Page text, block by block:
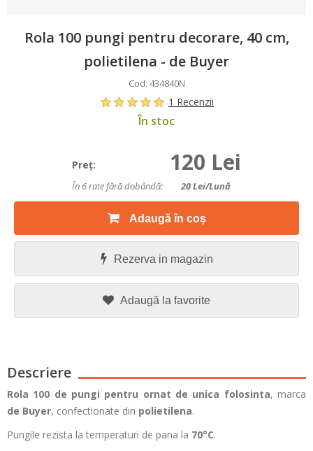
Rola 100 pungi pentru decorare, 40 cm,
polietilena - de Buyer
Cod: 434840N
1 Recenzii
În stoc
Preţ: 120 Lei
În 6 rate fără dobândă: 20Lei/lună
Adaugă în coș
Rezerva in magazin
Adaugă la favorite
Descriere
Rola 100 de pungi pentru ornat de unica folosinta, marca
de Buyer, confectionate din polietilena.
Pungile rezista la temperaturi de pana la 70°C.